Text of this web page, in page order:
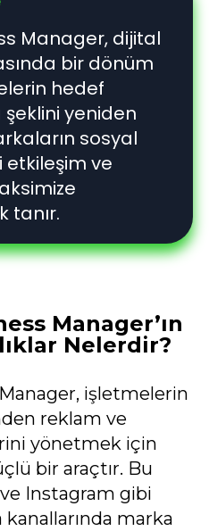
Manager, dijital
bir dönüm
hedef
yeniden
sosyal
etkileşim ve
tanır.
Manager’ın
Nelerdir?
işletmelerin
reklam ve
yönetmek için
bir araçtır. Bu
Instagram gibi
marka